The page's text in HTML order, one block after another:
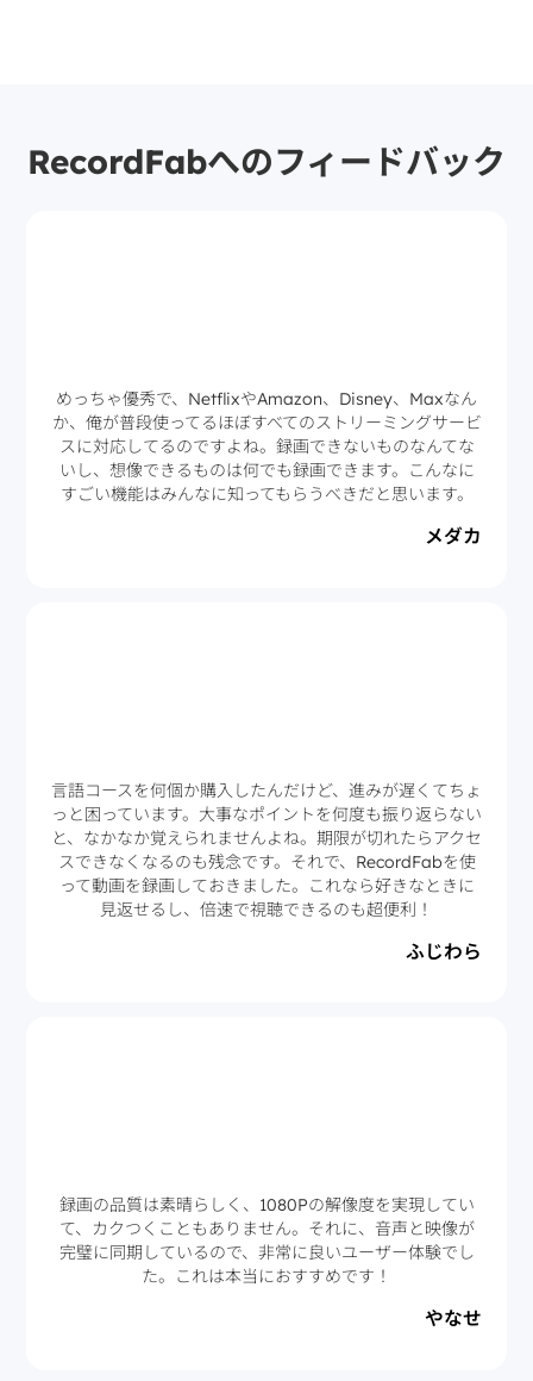
RecordFabへのフィードバック
めっちゃ優秀で、NetflixやAmazon、Disney、Maxなん
か、俺が普段使ってるほぼすべてのストリーミングサービ
スに対応してるのですよね。録画できないものなんてな
いし、想像できるものは何でも録画できます。こんなに
すごい機能はみんなに知ってもらうべきだと思います。
メダカ
言語コースを何個か購入したんだけど、進みが遅くてちょ
っと困っています。大事なポイントを何度も振り返らない
と、なかなか覚えられませんよね。期限が切れたらアクセ
スできなくなるのも残念です。それで、RecordFabを使
って動画を録画しておきました。これなら好きなときに
見返せるし、倍速で視聴できるのも超便利！
ふじわら
録画の品質は素晴らしく、1080Pの解像度を実現してい
て、カクつくこともありません。それに、音声と映像が
完璧に同期しているので、非常に良いユーザー体験でし
た。これは本当におすすめです！
やなせ